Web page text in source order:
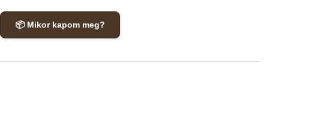
📦 Mikor kapom meg?